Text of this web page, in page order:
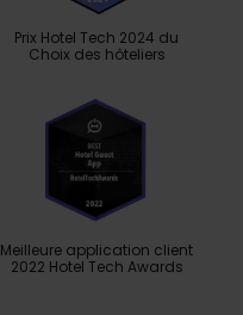
Prix ​​Hotel Tech 2024 du
Choix des hôteliers
Meilleure application client
2022 Hotel Tech Awards